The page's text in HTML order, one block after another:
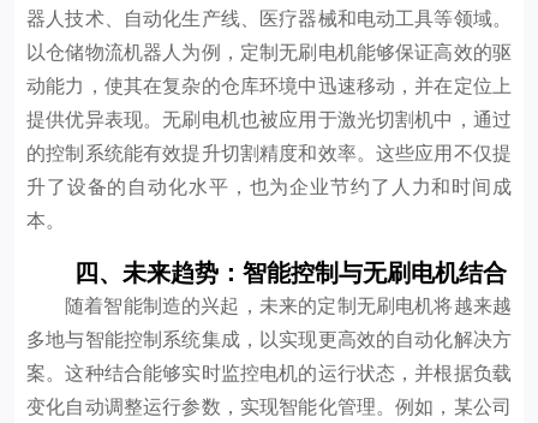
器人技术、自动化生产线、医疗器械和电动工具等领域。
以仓储物流机器人为例，定制无刷电机能够保证高效的驱
动能力，使其在复杂的仓库环境中迅速移动，并在定位上
提供优异表现。无刷电机也被应用于激光切割机中，通过
的控制系统能有效提升切割精度和效率。这些应用不仅提
升了设备的自动化水平，也为企业节约了人力和时间成
本。
四、未来趋势：智能控制与无刷电机结合
随着智能制造的兴起，未来的定制无刷电机将越来越
多地与智能控制系统集成，以实现更高效的自动化解决方
案。这种结合能够实时监控电机的运行状态，并根据负载
变化自动调整运行参数，实现智能化管理。例如，某公司